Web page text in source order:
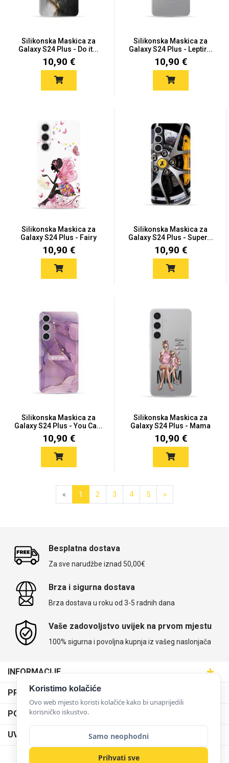
Silikonska Maskica za
Galaxy S24 Plus - Do it...
10,90 €
Silikonska Maskica za
Galaxy S24 Plus - Leptir...
10,90 €
Silikonska Maskica za
Galaxy S24 Plus - Fairy
10,90 €
Silikonska Maskica za
Galaxy S24 Plus - Super...
10,90 €
Silikonska Maskica za
Galaxy S24 Plus - You Ca...
10,90 €
Silikonska Maskica za
Galaxy S24 Plus - Mama
o...
10,90 €
« 1 2 3 4 5 »
Besplatna dostava
Za sve narudžbe iznad 50,00€
Brza i sigurna dostava
Brza dostava u roku od 3-5 radnih dana
Vaše zadovoljstvo uvijek na prvom mjestu
100% sigurna i povoljna kupnja iz vašeg naslonjača
INFORMACIJE
Maskice.hr - Web trgovina
SVIJET MASKICA d.o.o.
Aleja javora 13, 10000 Zagreb
095 5555 345
prodaja@maskice.hr
PRODAJNA MJESTA
Poslovnica Trešnjevka
Poslovnica Dubrava
PODRŠKA
Dostava
O nama
UVJETI KORIŠTENJA
Klub vjernosti
Koristimo kolačiće
Ovo web mjesto koristi kolačiće kako bi unaprijedili
korisničko iskustvo.
Samo neophodni
Prihvati sve